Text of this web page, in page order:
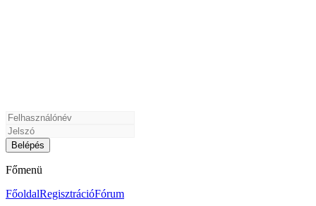
Főmenü
FőoldalRegisztrációFórum